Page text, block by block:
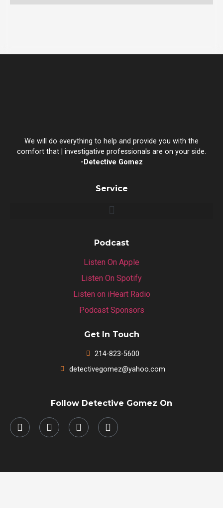
We will do everything to help and provide you with the
comfort that | investigative professionals are on your side.
-Detective Gomez
Service
Podcast
Listen On Apple
Listen On Spotify
Listen on iHeart Radio
Podcast Sponsors
Get In Touch
214-823-5600
detectivegomez@yahoo.com
Follow Detective Gomez On